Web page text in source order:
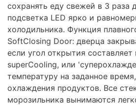
сохранять еду свежей в 3 раза
подсветка LED ярко и
холодильника. Функция
SoftClosing Door: дверца
если угол открытия
superCooling, или
температуру на заданное
охлаждения продуктов. Все
морозильника вынимаются